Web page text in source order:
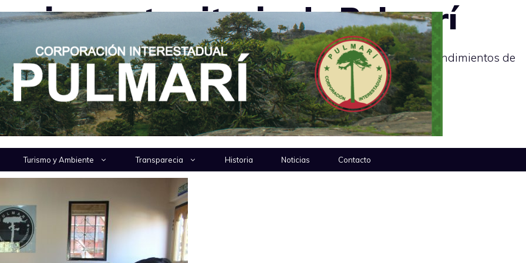
Turismo y Ambiente Transparecia Historia Noticias Contacto
en territorio de Pulmarí
contratos con cuatro nuevos concesionarios que comenzarán a desarrollar emprendimientos de
de embarcación en la zona de …